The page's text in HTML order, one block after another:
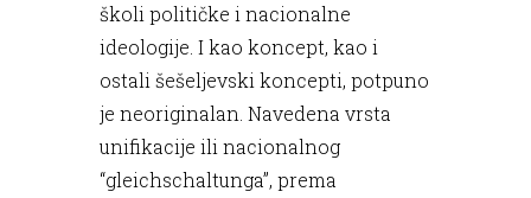
školi političke i nacionalne
ideologije. I kao koncept, kao i
ostali šešeljevski koncepti, potpuno
je neoriginalan. Navedena vrsta
unifikacije ili nacionalnog
“gleichschaltunga”, prema